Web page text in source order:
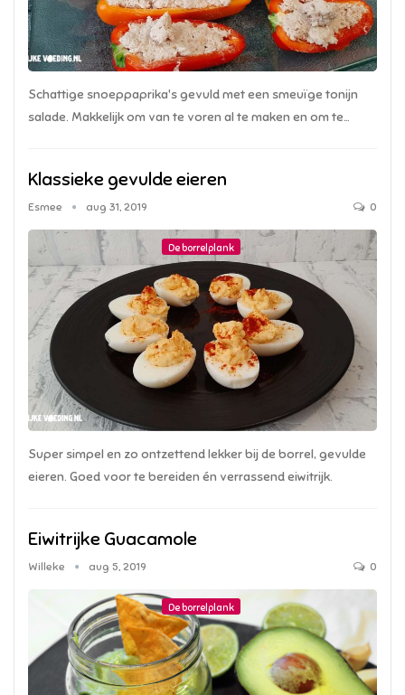
Schattige snoeppaprika's gevuld met een smeuïge tonijn
salade. Makkelijk om van te voren al te maken en om te…
Klassieke gevulde eieren
Esmee aug 31, 2019 0
De borrelplank
Super simpel en zo ontzettend lekker bij de borrel, gevulde
eieren. Goed voor te bereiden én verrassend eiwitrijk.
Eiwitrijke Guacamole
Willeke aug 5, 2019 0
De borrelplank